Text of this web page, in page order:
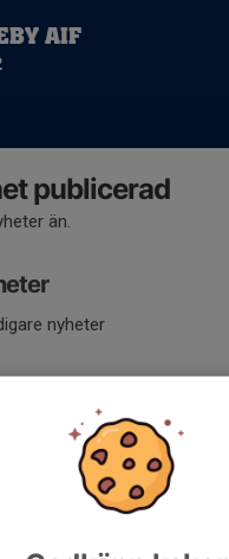
AIF
publicerad
än.
nyheter